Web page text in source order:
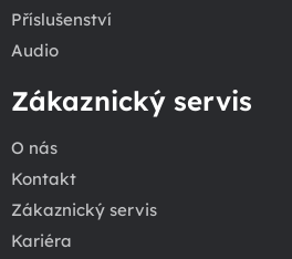
Příslušenství
Audio
Zákaznický servis
O nás
Kontakt
Zákaznický servis
Kariéra